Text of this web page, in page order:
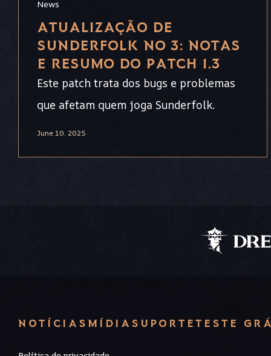
News
ATUALIZAÇÃO DE
SUNDERFOLK NO 3: NOTAS
E RESUMO DO PATCH 1.3
Este patch trata dos bugs e problemas
que afetam quem joga Sunderfolk.
June 10, 2025
NOTÍCIAS MÍDIA SUPORTE TESTE